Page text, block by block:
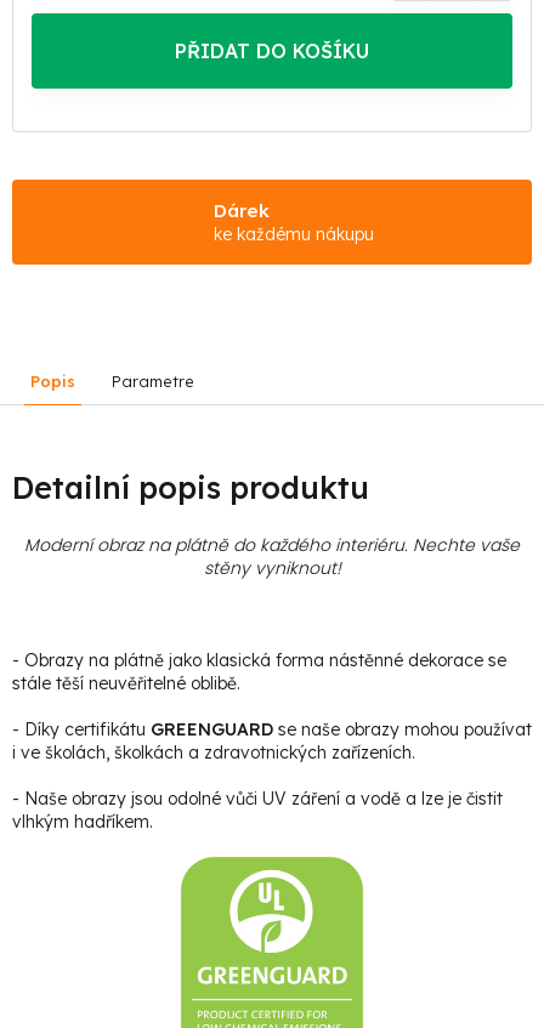
PŘIDAT DO KOŠÍKU
Dárek
ke každému nákupu
Popis Parametre
Detailní popis produktu
Moderní obraz na plátně do každého interiéru. Nechte vaše
stěny vyniknout!
- Obrazy na plátně jako klasická forma nástěnné dekorace se
stále těší neuvěřitelné oblibě.
- Díky certifikátu GREENGUARD se naše obrazy mohou používat
i ve školách, školkách a zdravotnických zařízeních.
- Naše obrazy jsou odolné vůči UV záření a vodě a lze je čistit
vlhkým hadříkem.